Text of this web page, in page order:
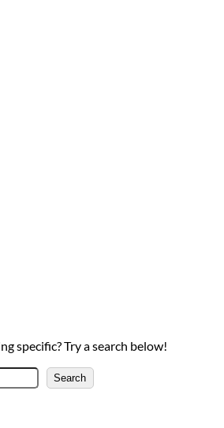
specific? Try a search below!
S
e
Search